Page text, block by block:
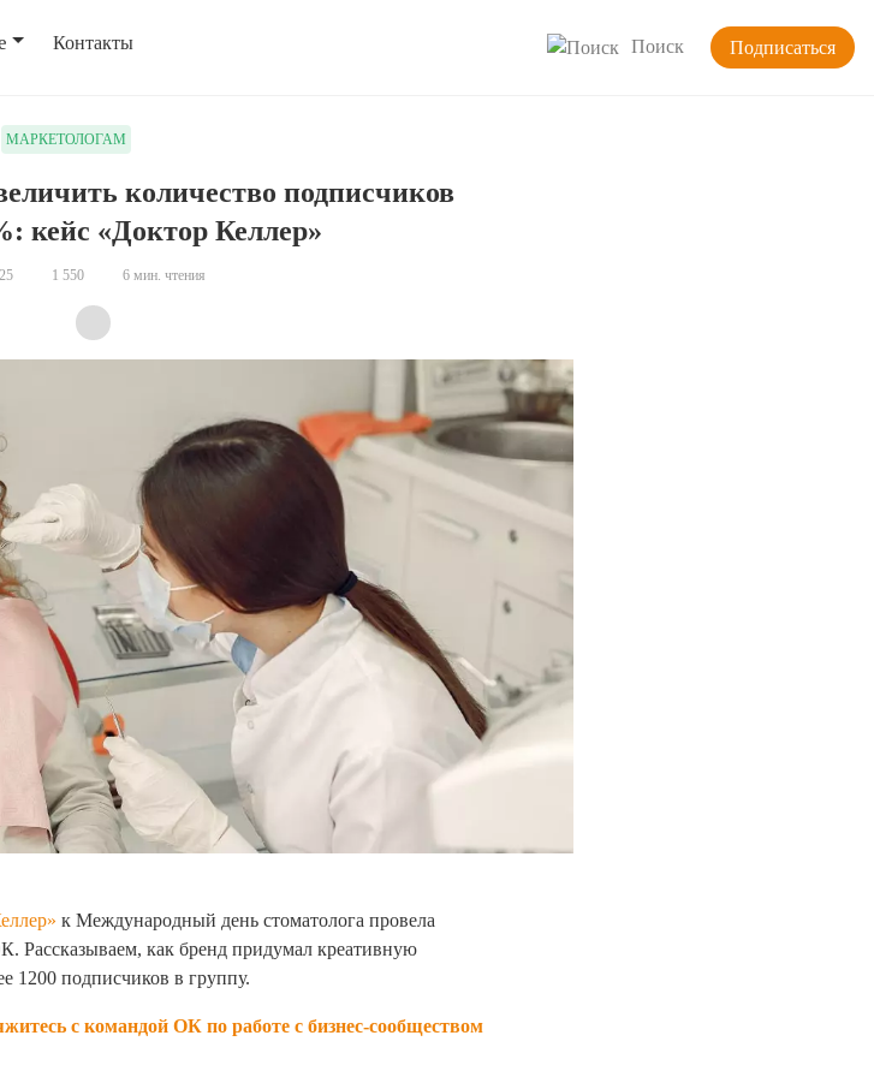
Контакты Поиск Подписаться
МАРКЕТОЛОГАМ
количество подписчиков
кейс «Доктор Келлер»
1 550 6 мин. чтения
к Международный день стоматолога провела
Рассказываем, как бренд придумал креативную
1200 подписчиков в группу.
с командой ОК по работе с бизнес-сообществом